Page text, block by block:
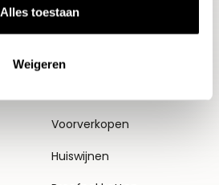
Alles toestaan
WeigerenThema's
Voorverkopen
Huiswijnen